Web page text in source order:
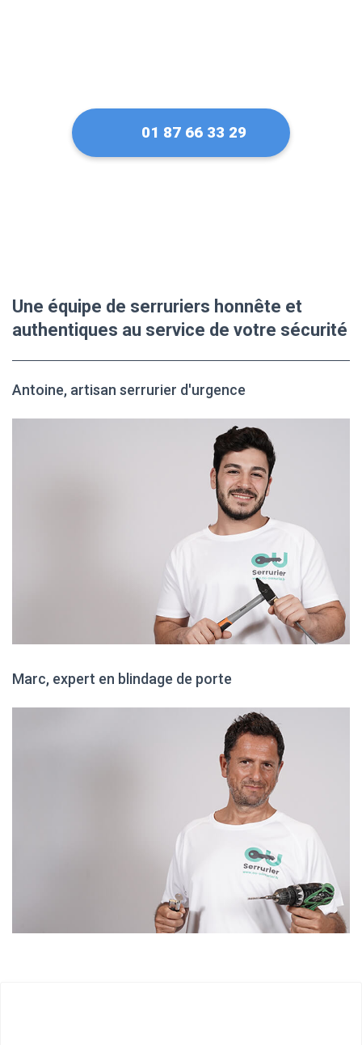
01 87 66 33 29
Une équipe de serruriers honnête et
authentiques au service de votre sécurité
Antoine, artisan serrurier d'urgence
Marc, expert en blindage de porte